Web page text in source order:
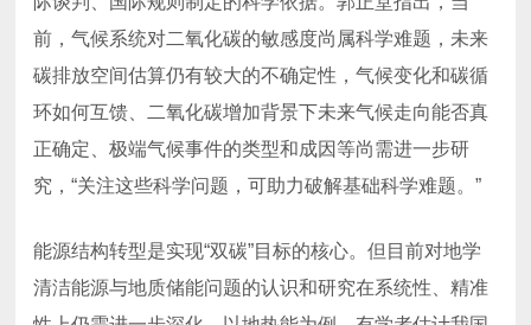
究，“关注这些科学问题，可助力破解基础科学难题。”